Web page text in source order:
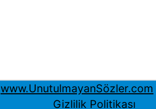
www.UnutulmayanSözler.com
Gizlilik Politikası